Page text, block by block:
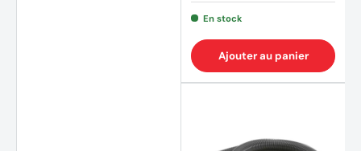
En stock
Ajouter au panier